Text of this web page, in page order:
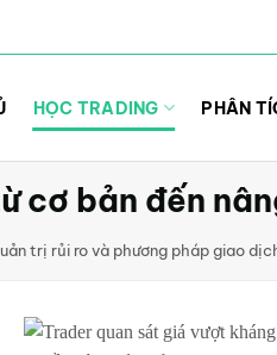
HỌC TRADING PHÂN
cơ bản đến
trị rủi ro và phương pháp giao